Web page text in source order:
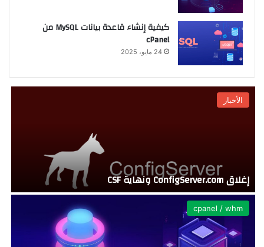
كيفية إنشاء قاعدة بيانات MySQL من
cPanel
24 مايو، 2025
الأخبار
إغلاق ConfigServer.com ونهاية CSF
cpanel / whm